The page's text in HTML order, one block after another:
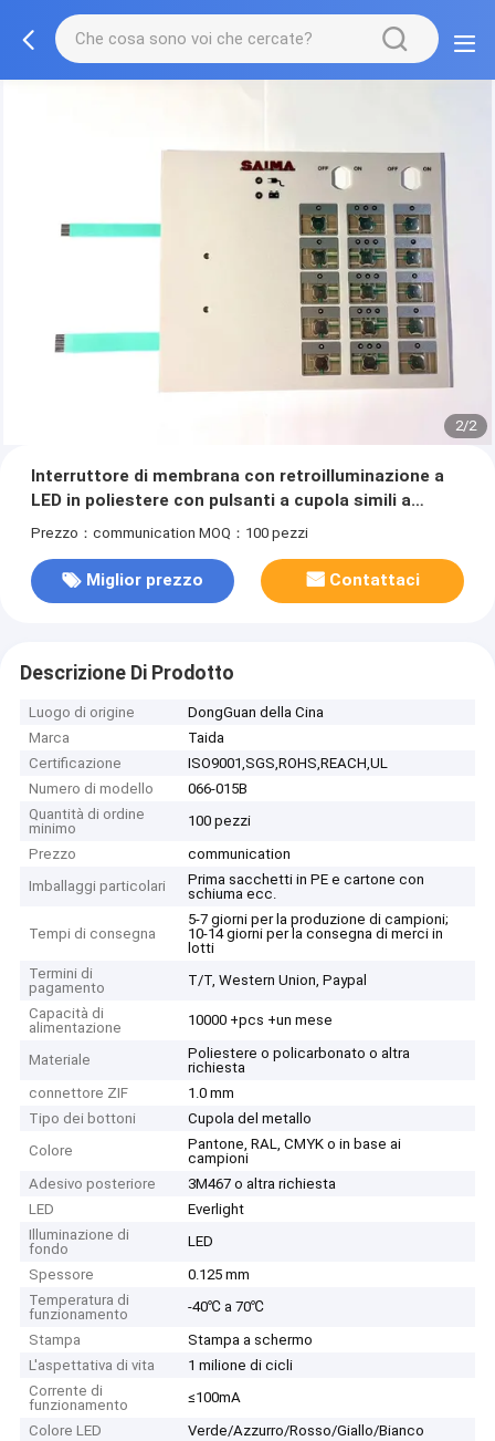
2/2
Interruttore di membrana con retroilluminazione a
LED in poliestere con pulsanti a cupola simili a
metallo
Prezzo：communication MOQ：100 pezzi
Miglior prezzo Contattaci
Descrizione Di Prodotto
Luogo di origine
DongGuan della Cina
Marca
Taida
Certificazione
ISO9001,SGS,ROHS,REACH,UL
Numero di modello
066-015B
Quantità di ordine
minimo
100 pezzi
Prezzo
communication
Imballaggi particolari
Prima sacchetti in PE e cartone con
schiuma ecc.
Tempi di consegna
5-7 giorni per la produzione di campioni;
10-14 giorni per la consegna di merci in
lotti
Termini di
pagamento
T/T, Western Union, Paypal
Capacità di
alimentazione
10000 +pcs +un mese
Materiale
Poliestere o policarbonato o altra
richiesta
connettore ZIF
1.0 mm
Tipo dei bottoni
Cupola del metallo
Colore
Pantone, RAL, CMYK o in base ai
campioni
Adesivo posteriore
3M467 o altra richiesta
LED
Everlight
Illuminazione di
fondo
LED
Spessore
0.125 mm
Temperatura di
funzionamento
-40℃ a 70℃
Stampa
Stampa a schermo
L'aspettativa di vita
1 milione di cicli
Corrente di
funzionamento
≤100mA
Colore LED
Verde/Azzurro/Rosso/Giallo/Bianco